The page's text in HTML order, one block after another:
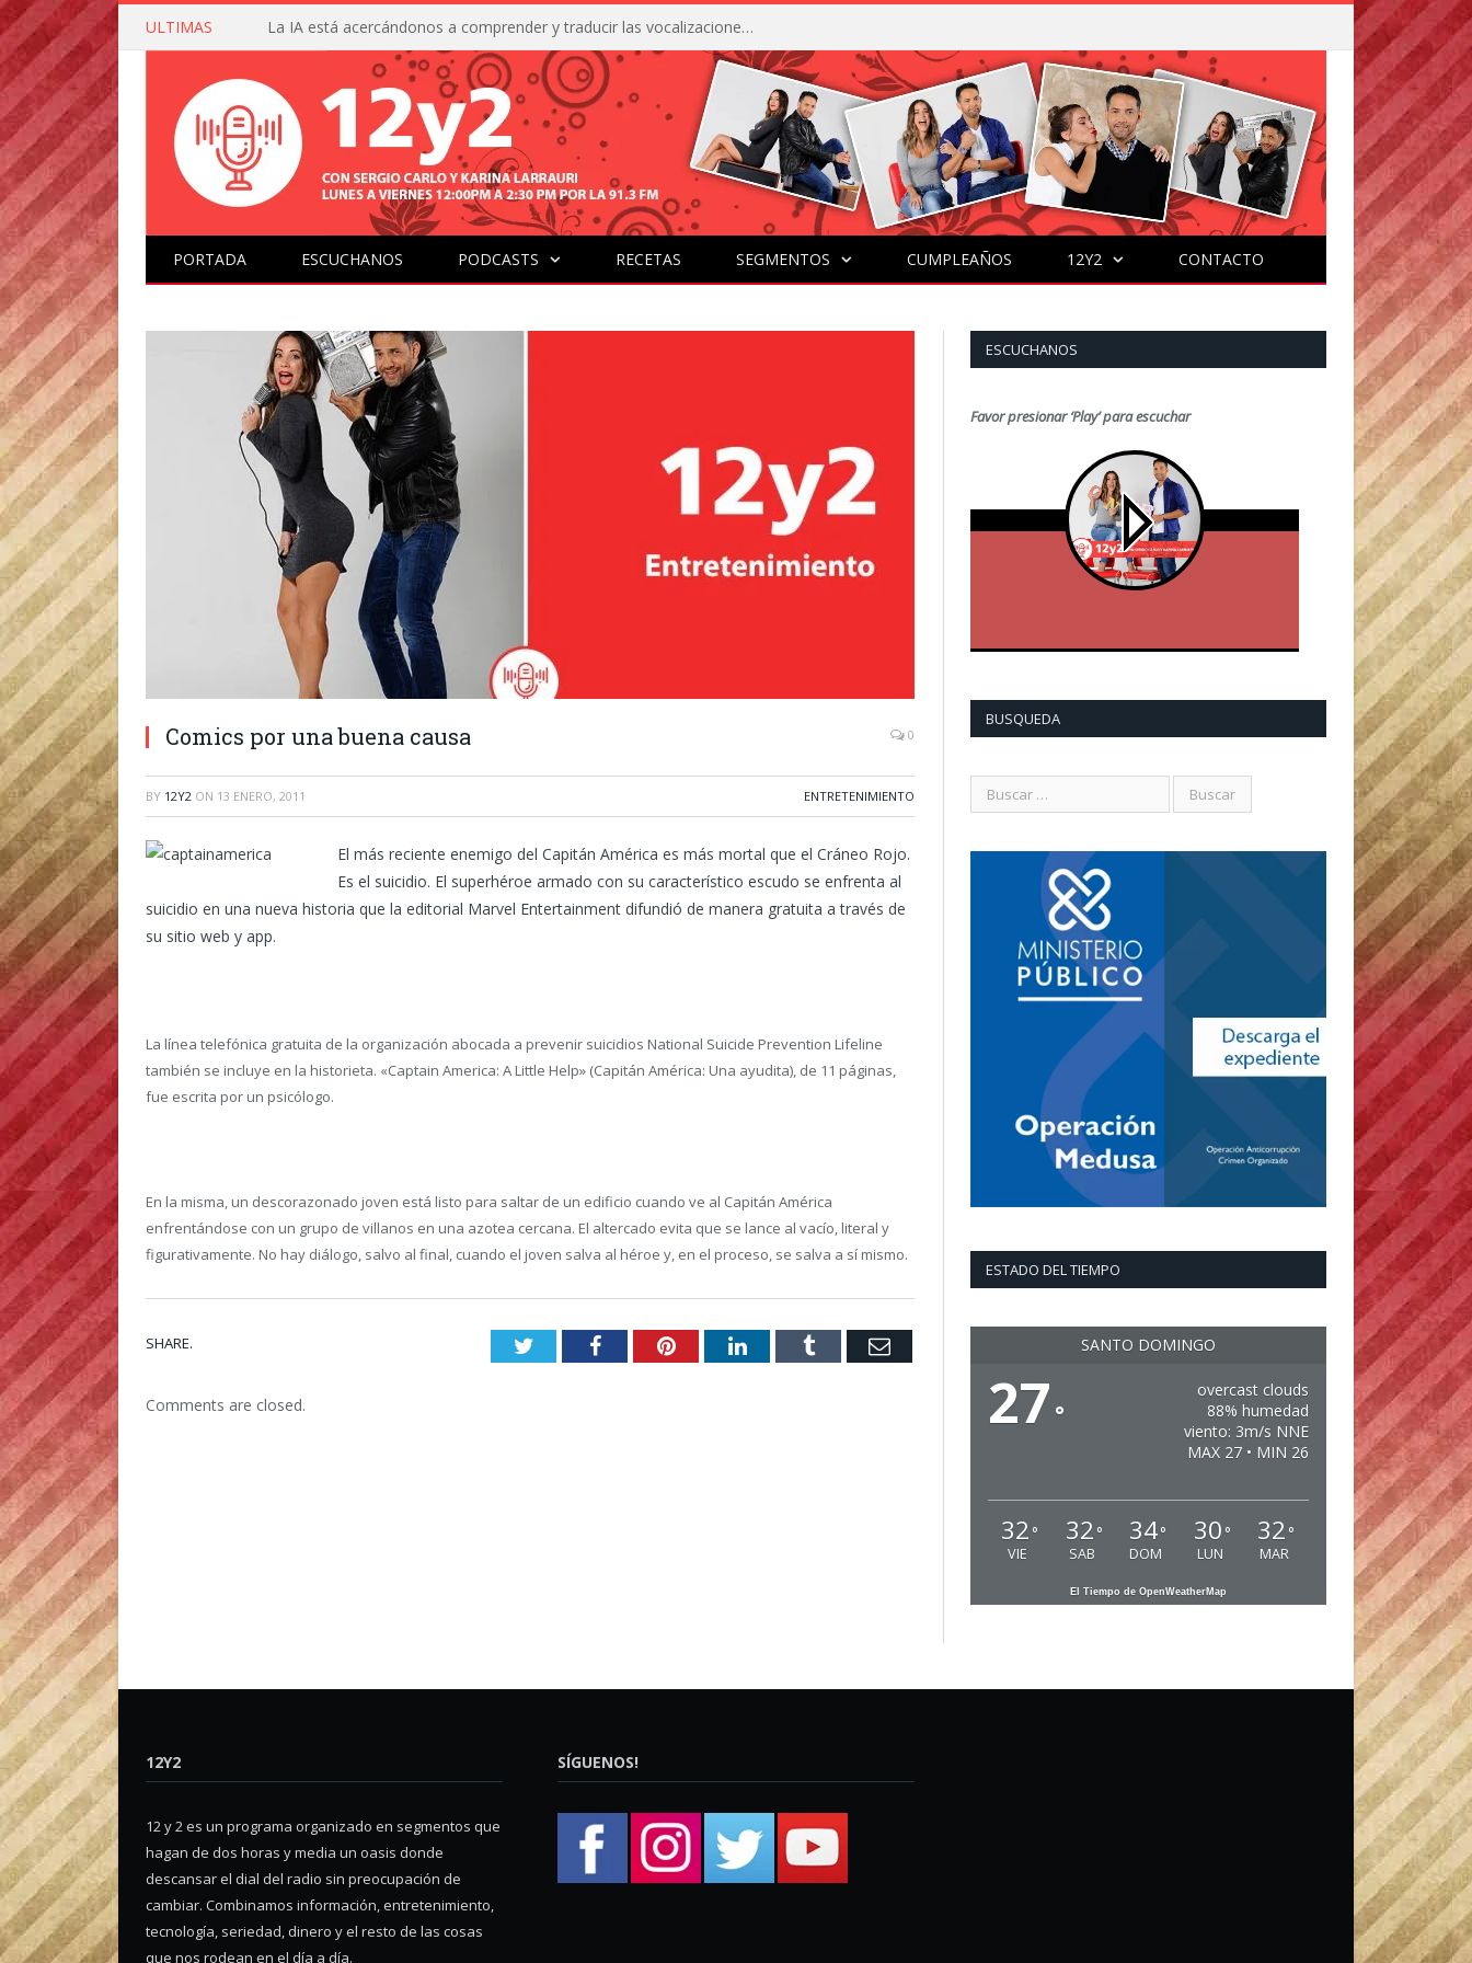
ULTIMAS La IA está acercándonos a comprender y traducir las vocalizaciones y comportamientos de nuestras mascotas
PORTADA ESCUCHANOS PODCASTS RECETAS SEGMENTOS CUMPLEAÑOS 12Y2 CONTACTO
Comics por una buena causa 0
BY 12Y2 ON 13 ENERO, 2011 ENTRETENIMIENTO
El más reciente enemigo del Capitán América es más mortal que el Cráneo Rojo.
Es el suicidio. El superhéroe armado con su característico escudo se enfrenta al
suicidio en una nueva historia que la editorial Marvel Entertainment difundió de manera gratuita a través de
su sitio web y app.
La línea telefónica gratuita de la organización abocada a prevenir suicidios National Suicide Prevention Lifeline
también se incluye en la historieta. «Captain America: A Little Help» (Capitán América: Una ayudita), de 11 páginas,
fue escrita por un psicólogo.
En la misma, un descorazonado joven está listo para saltar de un edificio cuando ve al Capitán América
enfrentándose con un grupo de villanos en una azotea cercana. El altercado evita que se lance al vacío, literal y
figurativamente. No hay diálogo, salvo al final, cuando el joven salva al héroe y, en el proceso, se salva a sí mismo.
SHARE. TwitterFacebookPinterestLinkedInTumblr Email
Comments are closed.
ESCUCHANOS
Favor presionar ‘Play’ para escuchar
BUSQUEDA
ESTADO DEL TIEMPO
SANTO DOMINGO
27 °
overcast clouds
88% humedad
viento: 3m/s NNE
MAX 27 • MIN 26
32 °
VIE
32 °
SAB
34°
DOM
30 °
LUN
32 °
MAR
El Tiempo de OpenWeatherMap
12Y2
12 y 2 es un programa organizado en segmentos que
hagan de dos horas y media un oasis donde
descansar el dial del radio sin preocupación de
cambiar. Combinamos información, entretenimiento,
tecnología, seriedad, dinero y el resto de las cosas
que nos rodean en el día a día.
SÍGUENOS!